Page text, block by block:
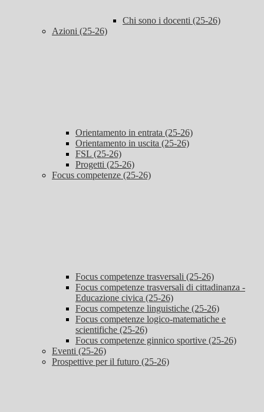
Chi sono i docenti (25-26)
Azioni (25-26)
Orientamento in entrata (25-26)
Orientamento in uscita (25-26)
FSL (25-26)
Progetti (25-26)
Focus competenze (25-26)
Focus competenze trasversali (25-26)
Focus competenze trasversali di cittadinanza -
Educazione civica (25-26)
Focus competenze linguistiche (25-26)
Focus competenze logico-matematiche e
scientifiche (25-26)
Focus competenze ginnico sportive (25-26)
Eventi (25-26)
Prospettive per il futuro (25-26)